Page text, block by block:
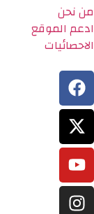
من نحن
ادعم الموقع
الاحصائيات